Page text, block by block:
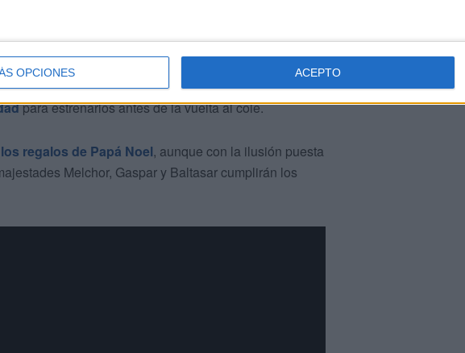
OPCIONES ACEPTO
más tiempo de jugar”, añadía una madre, ya que
para estrenarlos antes de la vuelta al cole.
regalos de Papá Noel, aunque con la ilusión puesta
Melchor, Gaspar y Baltasar cumplirán los